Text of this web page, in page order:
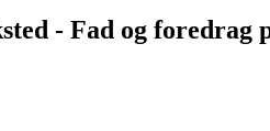
- Fad og foredrag